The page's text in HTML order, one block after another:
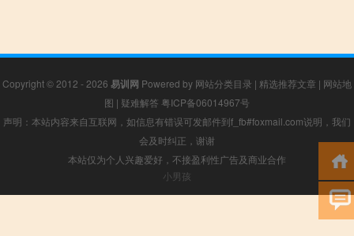
Copyright © 2012 - 2026 易训网 Powered by 网站分类目录 | 精选推荐文章 | 网站地
图 | 疑难解答 粤ICP备06014967号
声明：本站内容来自互联网，如信息有错误可发邮件到f_fb#foxmail.com说明，我们
会及时纠正，谢谢
本站仅为个人兴趣爱好，不接盈利性广告及商业合作
小男孩